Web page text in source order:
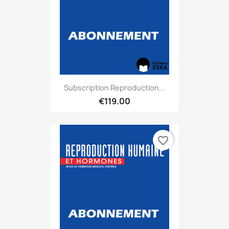
Subscription Reproduction...
€119.00
favorite_border